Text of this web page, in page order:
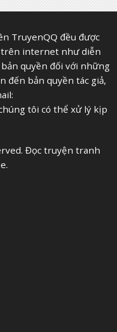
TruyenQQ đều được
trên internet như diễn
quyền đối với những
đến bản quyền tác giả,
tôi có thể xử lý kịp
Đọc truyện tranh